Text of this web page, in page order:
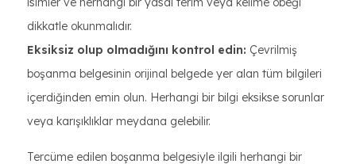
dikkatle okunmalıdır.
Eksiksiz olup olmadığını kontrol edin: Çevrilmiş
boşanma belgesinin orijinal belgede yer alan tüm bilgileri
içerdiğinden emin olun. Herhangi bir bilgi eksikse sorunlar
veya karışıklıklar meydana gelebilir.
Tercüme edilen boşanma belgesiyle ilgili herhangi bir